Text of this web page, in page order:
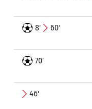
8' 60'
70'
46'